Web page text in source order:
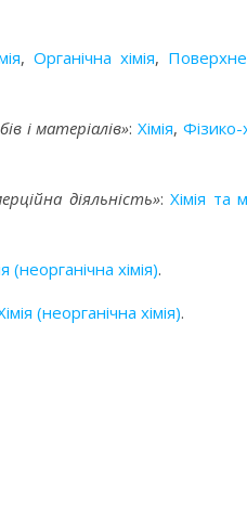
, Органічна хімія,
і матеріалів»:Хімія,Фізико-
діяльність»:Хімія та
(неорганічна хімія).
(неорганічна хімія).